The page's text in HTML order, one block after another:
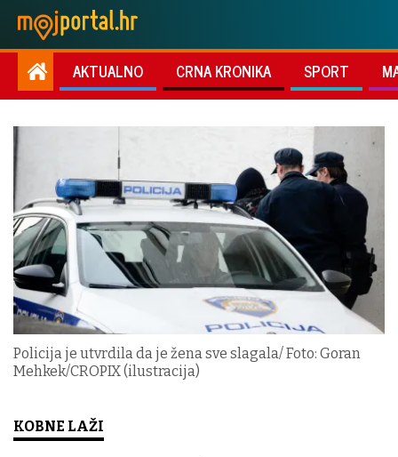
AKTUALNO CRNA KRONIKA SPORT
Policija je utvrdila da je žena sve slagala/ Foto: Goran
Mehkek/CROPIX (ilustracija)
KOBNE LAŽI